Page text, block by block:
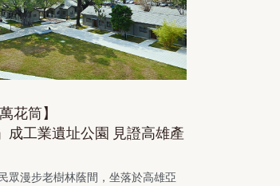
花筒】
成工業遺址公園 見證高雄產
眾漫步老樹林蔭間，坐落於高雄亞